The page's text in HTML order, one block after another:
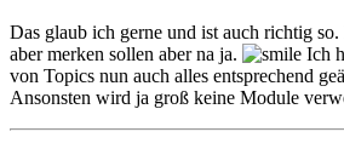
Das glaub ich gerne und ist auch richtig
aber merken sollen aber na ja.
Ich
von Topics nun auch alles entsprechend
Ansonsten wird ja groß keine Module